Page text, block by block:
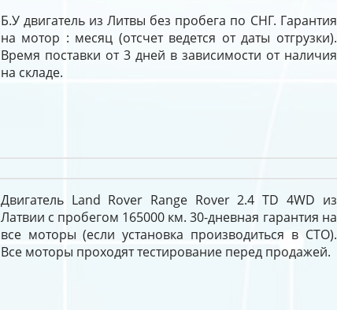
Б.У двигатель из Литвы без пробега по СНГ. Гарантия
на мотор : месяц (отсчет ведется от даты отгрузки).
Время поставки от 3 дней в зависимости от наличия
на складе.
Двигатель Land Rover Range Rover 2.4 TD 4WD из
Латвии с пробегом 165000 км. 30-дневная гарантия на
все моторы (если установка производиться в СТО).
Все моторы проходят тестирование перед продажей.